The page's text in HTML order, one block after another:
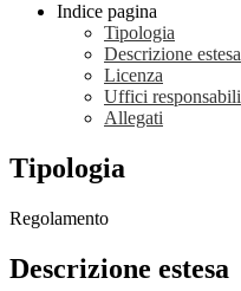
Indice pagina
Tipologia
Descrizione estesa
Licenza
Uffici responsabili
Allegati
Tipologia
Regolamento
Descrizione estesa